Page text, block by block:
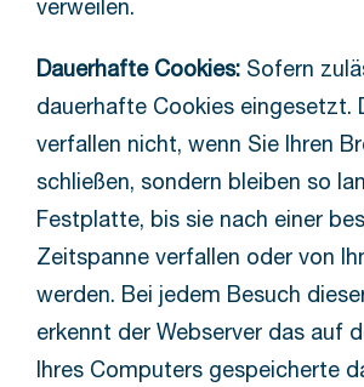
verweilen.
Dauerhafte Cookies:Sofern
dauerhafte Cookies eingesetzt.
verfallen nicht, wenn Sie Ihren
schließen, sondern bleiben so
Festplatte, bis sie nach einer
Zeitspanne verfallen oder von
werden. Bei jedem Besuch
erkennt der Webserver das auf
Ihres Computers gespeicherte